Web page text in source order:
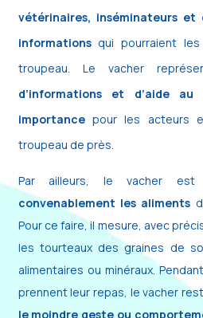
vétérinaires, inséminateurs
informationsqui pourraient
troupeau. Le vacher
d’informations et d’aide
importancepour les acteurs
troupeau de près.
Par ailleurs, le vacher
convenablement les aliments
Pour ce faire, il mesure, avec
les tourteaux des graines de
alimentaires ou minéraux.
prennent leur repas, le vacher
le moindre geste ou